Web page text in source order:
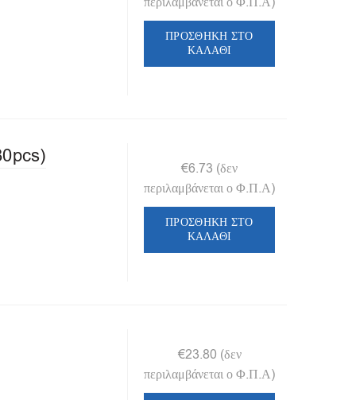
ΠΡΟΣΘΉΚΗ ΣΤΟ
ΚΑΛΆΘΙ
€6.73 (δεν
περιλαμβάνεται ο Φ.Π.Α)
ΠΡΟΣΘΉΚΗ ΣΤΟ
ΚΑΛΆΘΙ
€23.80 (δεν
περιλαμβάνεται ο Φ.Π.Α)